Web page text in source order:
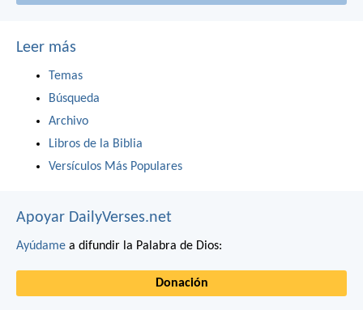
Leer más
Temas
Búsqueda
Archivo
Libros de la Biblia
Versículos Más Populares
Apoyar DailyVerses.net
Ayúdame a difundir la Palabra de Dios:
Donación